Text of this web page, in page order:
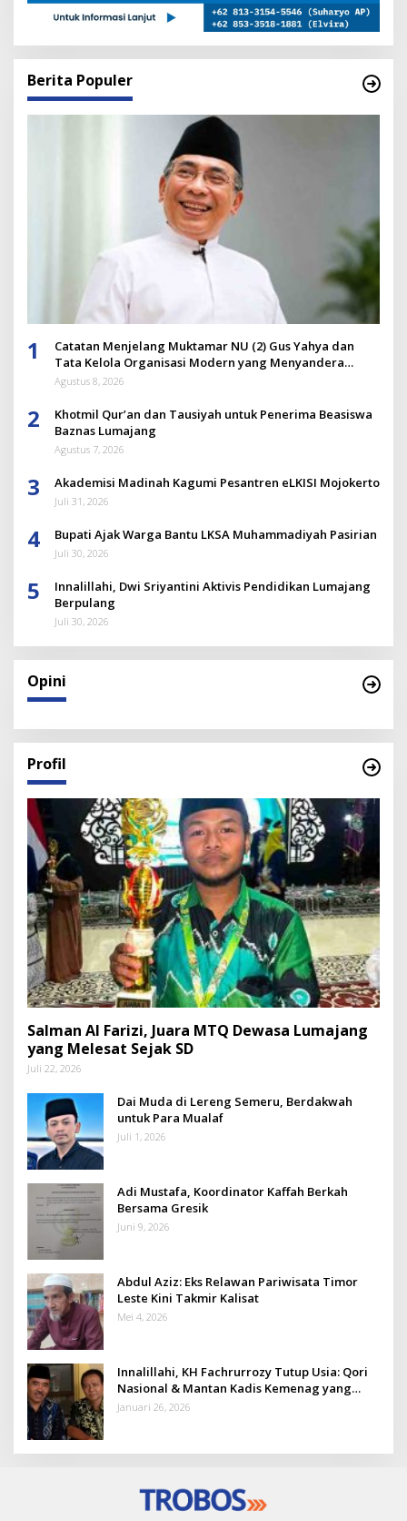
Berita Populer
1
Catatan Menjelang Muktamar NU (2) Gus Yahya dan
Tata Kelola Organisasi Modern yang Menyandera
Dirinya
Agustus 8, 2026
2
Khotmil Qur’an dan Tausiyah untuk Penerima Beasiswa
Baznas Lumajang
Agustus 7, 2026
3 Akademisi Madinah Kagumi Pesantren eLKISI Mojokerto
Juli 31, 2026
4 Bupati Ajak Warga Bantu LKSA Muhammadiyah Pasirian
Juli 30, 2026
5
Innalillahi, Dwi Sriyantini Aktivis Pendidikan Lumajang
Berpulang
Juli 30, 2026
Opini
Profil
Salman Al Farizi, Juara MTQ Dewasa Lumajang
yang Melesat Sejak SD
Juli 22, 2026
Dai Muda di Lereng Semeru, Berdakwah
untuk Para Mualaf
Juli 1, 2026
Adi Mustafa, Koordinator Kaffah Berkah
Bersama Gresik
Juni 9, 2026
Abdul Aziz: Eks Relawan Pariwisata Timor
Leste Kini Takmir Kalisat
Mei 4, 2026
Innalillahi, KH Fachrurrozy Tutup Usia: Qori
Nasional & Mantan Kadis Kemenag yang
Penuh Teladan
Januari 26, 2026